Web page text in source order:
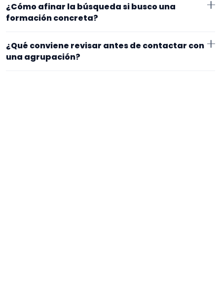
trabajan en Albacete. Algunos son de la zona y otros
exacto, horarios y posibles gastos.
¿Cómo afinar la búsqueda si busco una
formación concreta?
Empieza por el tipo de evento y la zona. Si ya sabes el
formato que te encaja, usa el filtro de tipo de
agrupación para quedarte con opciones más
¿Qué conviene revisar antes de contactar con
una agrupación?